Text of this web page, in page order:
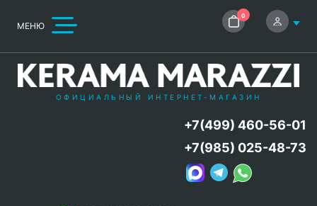
МЕНЮ
0
ОФИЦИАЛЬНЫЙ ИНТЕРНЕТ-МАГАЗИН
+7(499) 460-56-01
+7(985) 025-48-73